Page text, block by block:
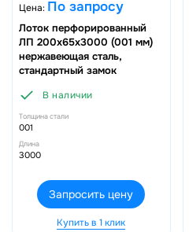
Цена: По запросу
Лоток перфорированный
ЛП 200х65х3000 (001 мм)
нержавеющая сталь,
стандартный замок
В наличии
Толщина стали
001
Длина
3000
Запросить цену
Купить в 1 клик